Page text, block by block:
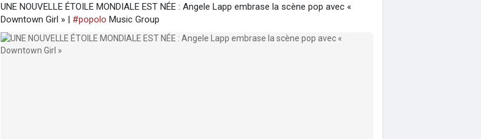
UNE NOUVELLE ÉTOILE MONDIALE EST NÉE : Angele Lapp embrase la scène pop avec «
Downtown Girl » | #popolo Music Group